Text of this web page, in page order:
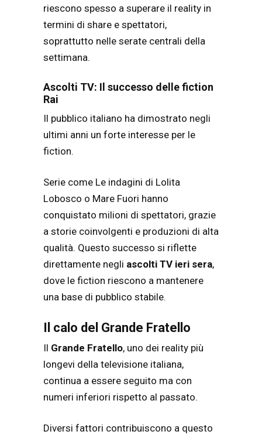
riescono spesso a superare il reality in
termini di share e spettatori,
soprattutto nelle serate centrali della
settimana.
Ascolti TV: Il successo delle fiction
Rai
Il pubblico italiano ha dimostrato negli
ultimi anni un forte interesse per le
fiction.
Serie come Le indagini di Lolita
Lobosco o Mare Fuori hanno
conquistato milioni di spettatori, grazie
a storie coinvolgenti e produzioni di alta
qualità. Questo successo si riflette
direttamente negli ascolti TV ieri sera,
dove le fiction riescono a mantenere
una base di pubblico stabile.
Il calo del Grande Fratello
Il Grande Fratello, uno dei reality più
longevi della televisione italiana,
continua a essere seguito ma con
numeri inferiori rispetto al passato.
Diversi fattori contribuiscono a questo